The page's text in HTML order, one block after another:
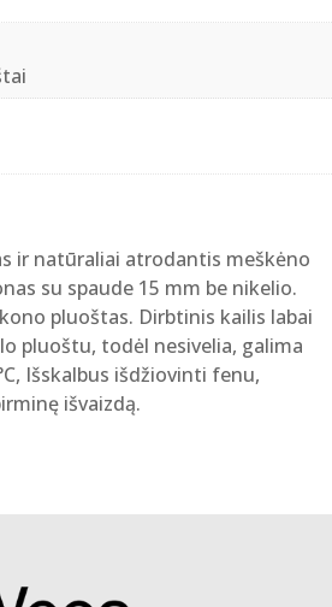
ir natūraliai atrodantis meškėno
su spaude 15 mm be nikelio.
pluoštas. Dirbtinis kailis labai
pluoštu, todėl nesivelia, galima
Išskalbus išdžiovinti fenu,
išvaizdą.